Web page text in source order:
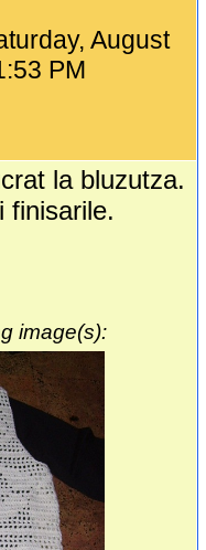
August
PM
la bluzutza.
finisarile.
image(s):